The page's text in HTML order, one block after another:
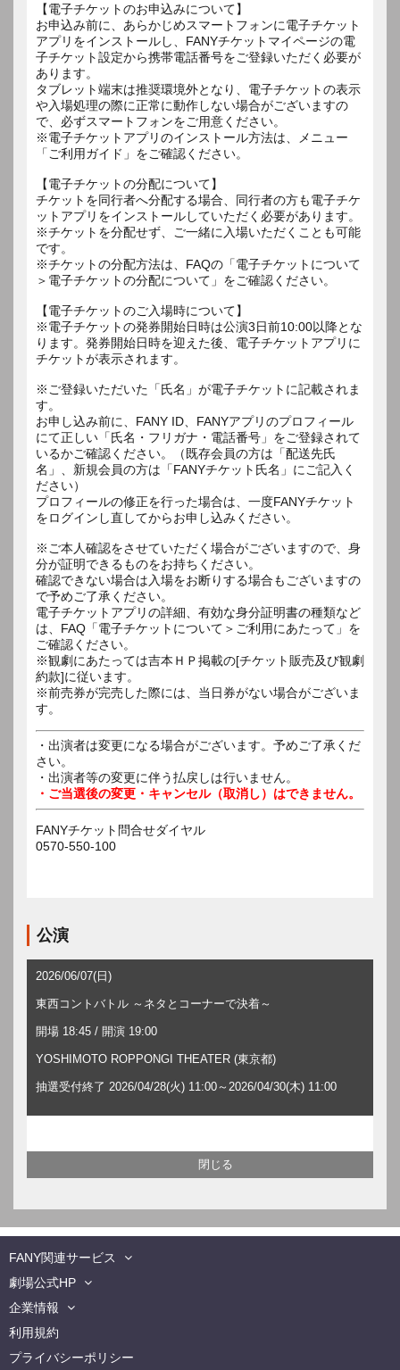
【電子チケットのお申込みについて】
お申込み前に、あらかじめスマートフォンに電子チケット
アプリをインストールし、FANYチケットマイページの電
子チケット設定から携帯電話番号をご登録いただく必要が
あります。
タブレット端末は推奨環境外となり、電子チケットの表示
や入場処理の際に正常に動作しない場合がございますの
で、必ずスマートフォンをご用意ください。
※電子チケットアプリのインストール方法は、メニュー
「ご利用ガイド」をご確認ください。
【電子チケットの分配について】
チケットを同行者へ分配する場合、同行者の方も電子チケ
ットアプリをインストールしていただく必要があります。
※チケットを分配せず、ご一緒に入場いただくことも可能
です。
※チケットの分配方法は、FAQの「電子チケットについて
＞電子チケットの分配について」をご確認ください。
【電子チケットのご入場時について】
※電子チケットの発券開始日時は公演3日前10:00以降とな
ります。発券開始日時を迎えた後、電子チケットアプリに
チケットが表示されます。
※ご登録いただいた「氏名」が電子チケットに記載されま
す。
お申し込み前に、FANY ID、FANYアプリのプロフィール
にて正しい「氏名・フリガナ・電話番号」をご登録されて
いるかご確認ください。（既存会員の方は「配送先氏
名」、新規会員の方は「FANYチケット氏名」にご記入く
ださい）
プロフィールの修正を行った場合は、一度FANYチケット
をログインし直してからお申し込みください。
※ご本人確認をさせていただく場合がございますので、身
分が証明できるものをお持ちください。
確認できない場合は入場をお断りする場合もございますの
で予めご了承ください。
電子チケットアプリの詳細、有効な身分証明書の種類など
は、FAQ「電子チケットについて＞ご利用にあたって」を
ご確認ください。
※観劇にあたっては吉本ＨＰ掲載の[チケット販売及び観劇
約款]に従います。
※前売券が完売した際には、当日券がない場合がございま
す。
・出演者は変更になる場合がございます。予めご了承くだ
さい。
・出演者等の変更に伴う払戻しは行いません。
・ご当選後の変更・キャンセル（取消し）はできません。
FANYチケット問合せダイヤル
0570-550-100
公演
2026/06/07(日)
東西コントバトル ～ネタとコーナーで決着～
開場 18:45 / 開演 19:00
YOSHIMOTO ROPPONGI THEATER (東京都)
抽選受付終了 2026/04/28(火) 11:00～2026/04/30(木) 11:00
FANY関連サービス
劇場公式HP
企業情報
利用規約
プライバシーポリシー